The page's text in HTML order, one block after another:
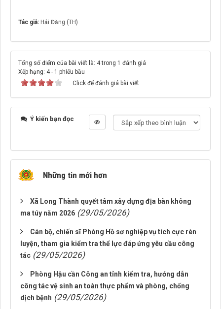
Tác giả: Hải Đăng (TH)
Tổng số điểm của bài viết là: 4 trong 1 đánh giá
Xếp hạng: 4- 1 phiếu bầu
Click để đánh giá bài viết
Ý kiến bạn đọc
Những tin mới hơn
Xã Long Thành quyết tâm xây dựng địa bàn không
ma túy năm 2026 (29/05/2026)
Cán bộ, chiến sĩ Phòng Hồ sơ nghiệp vụ tích cực rèn
luyện, tham gia kiểm tra thể lực đáp ứng yêu cầu công
tác (29/05/2026)
Phòng Hậu cần Công an tỉnh kiểm tra, hướng dẫn
công tác vệ sinh an toàn thực phẩm và phòng, chống
dịch bệnh (29/05/2026)